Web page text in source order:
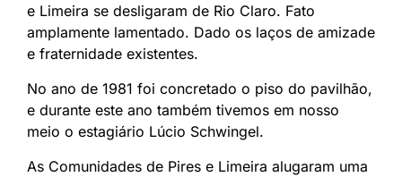
e Limeira se desligaram de Rio Claro. Fato
amplamente lamentado. Dado os laços de amizade
e fraternidade existentes.
No ano de 1981 foi concretado o piso do pavilhão,
e durante este ano também tivemos em nosso
meio o estagiário Lúcio Schwingel.
As Comunidades de Pires e Limeira alugaram uma